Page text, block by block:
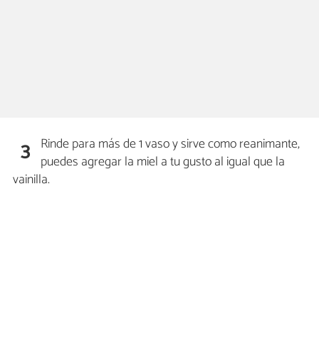
3 Rinde para más de 1 vaso y sirve como reanimante,
puedes agregar la miel a tu gusto al igual que la
vainilla.